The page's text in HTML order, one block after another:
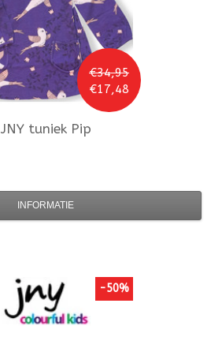
€34,95
€17,48
JNYtuniek Pip
INFORMATIE
-50%